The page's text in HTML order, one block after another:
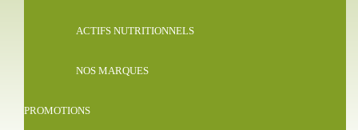
ACTIFS NUTRITIONNELS
NOS MARQUES
PROMOTIONS